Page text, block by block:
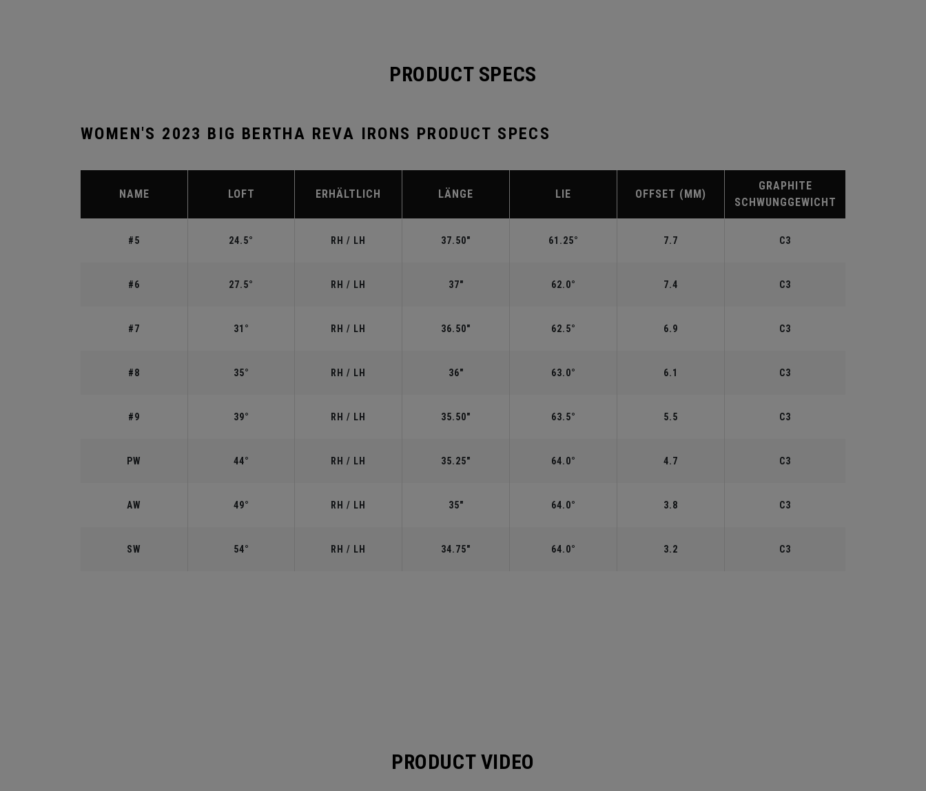
PRODUCT SPECS
WOMEN'S 2023 BIG BERTHA REVA IRONS PRODUCT SPECS
NAME LOFT ERHÄLTLICH LÄNGE LIE OFFSET (MM)
GRAPHITE
SCHWUNGGEWICHT
#5 24.5° RH / LH 37.50" 61.25° 7.7 C3
#6 27.5° RH / LH 37" 62.0° 7.4 C3
#7 31° RH / LH 36.50" 62.5° 6.9 C3
#8 35° RH / LH 36" 63.0° 6.1 C3
#9 39° RH / LH 35.50" 63.5° 5.5 C3
PW 44° RH / LH 35.25" 64.0° 4.7 C3
AW 49° RH / LH 35" 64.0° 3.8 C3
SW 54° RH / LH 34.75" 64.0° 3.2 C3
PRODUCT VIDEO